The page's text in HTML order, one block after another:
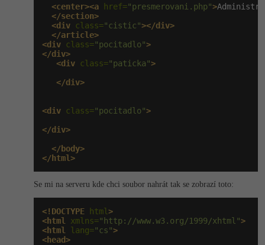
<center><a href="presmerovani.php">
</section>
<div class="cistic"></div>
</article>
<div class="pocitadlo">
</div>
<div class="paticka">
</div>
<div class="pocitadlo">
</div>
</body>
</html>
Se mi na serveru kde chci soubor nahrát tak se zobrazí toto:
<!DOCTYPE html >
<html
xmlns="http://www.w3.org/1999/xhtml">
<html
lang="cs">
<head>